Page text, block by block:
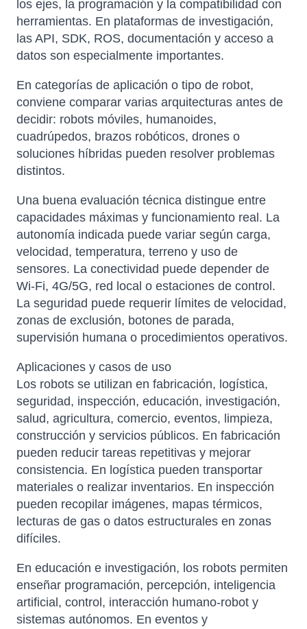
los ejes, la programación y la compatibilidad con
herramientas. En plataformas de investigación,
las API, SDK, ROS, documentación y acceso a
datos son especialmente importantes.
En categorías de aplicación o tipo de robot,
conviene comparar varias arquitecturas antes de
decidir: robots móviles, humanoides,
cuadrúpedos, brazos robóticos, drones o
soluciones híbridas pueden resolver problemas
distintos.
Una buena evaluación técnica distingue entre
capacidades máximas y funcionamiento real. La
autonomía indicada puede variar según carga,
velocidad, temperatura, terreno y uso de
sensores. La conectividad puede depender de
Wi-Fi, 4G/5G, red local o estaciones de control.
La seguridad puede requerir límites de velocidad,
zonas de exclusión, botones de parada,
supervisión humana o procedimientos operativos.
Aplicaciones y casos de uso
Los robots se utilizan en fabricación, logística,
seguridad, inspección, educación, investigación,
salud, agricultura, comercio, eventos, limpieza,
construcción y servicios públicos. En fabricación
pueden reducir tareas repetitivas y mejorar
consistencia. En logística pueden transportar
materiales o realizar inventarios. En inspección
pueden recopilar imágenes, mapas térmicos,
lecturas de gas o datos estructurales en zonas
difíciles.
En educación e investigación, los robots permiten
enseñar programación, percepción, inteligencia
artificial, control, interacción humano-robot y
sistemas autónomos. En eventos y